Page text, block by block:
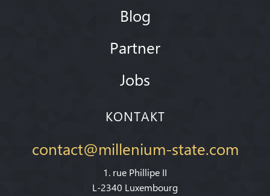
Blog
Partner
Jobs
KONTAKT
contact@millenium-state.com
1. rue Phillipe II
L-2340 Luxembourg